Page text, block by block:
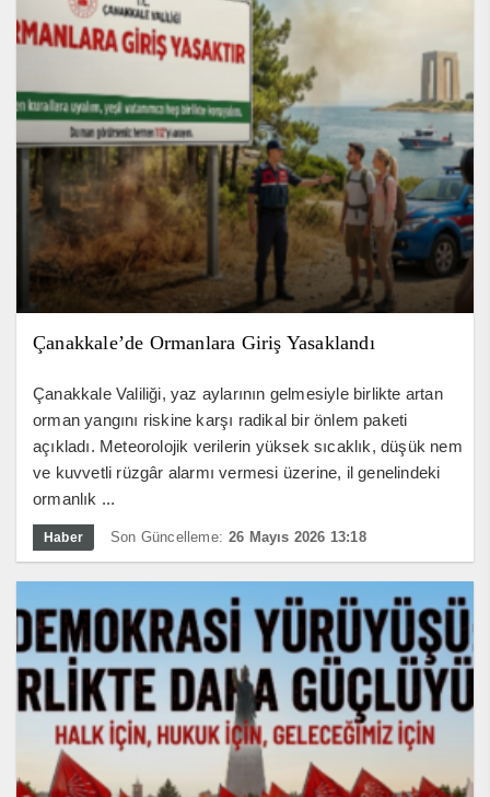
Çanakkale’de Ormanlara Giriş Yasaklandı
Çanakkale Valiliği, yaz aylarının gelmesiyle birlikte artan
orman yangını riskine karşı radikal bir önlem paketi
açıkladı. Meteorolojik verilerin yüksek sıcaklık, düşük nem
ve kuvvetli rüzgâr alarmı vermesi üzerine, il genelindeki
ormanlık ...
Haber Son Güncelleme: 26 Mayıs 2026 13:18